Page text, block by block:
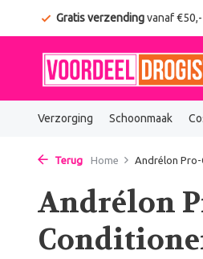
Gratis verzendingvanaf €50,-
Verzorging Schoonmaak
Terug Home Andrélon Pro-
Andrélon